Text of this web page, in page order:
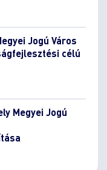
Jogú Város
célú
Megyei Jogú